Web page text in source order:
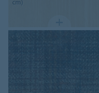
cm)